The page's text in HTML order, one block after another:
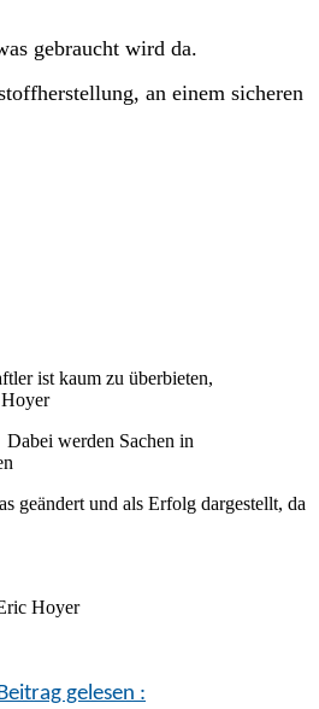
gebraucht wird da.
an einem sicheren
ist kaum zu überbieten,
werden Sachen in
geändert und als Erfolg dargestellt, da
Hoyer
gelesen :